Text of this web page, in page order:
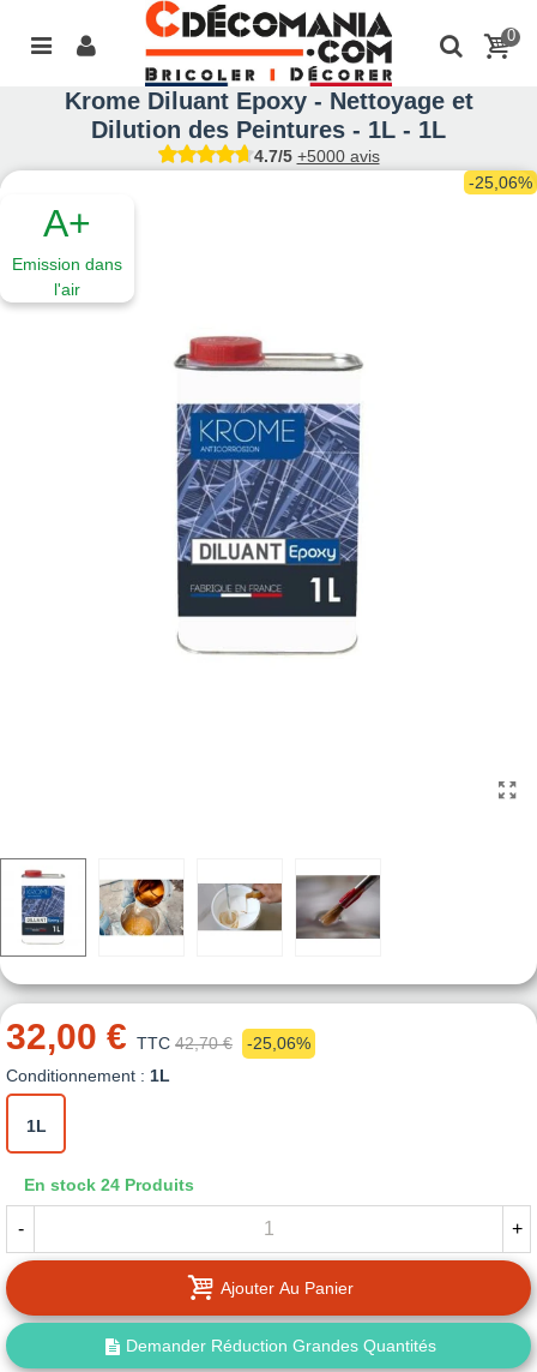
0
Krome Diluant Epoxy - Nettoyage et
Dilution des Peintures - 1L - 1L
4.7/5 +5000 avis
A+
Emission dans
l'air
-25,06%
32,00 € TTC 42,70 €
-25,06%
Conditionnement : 1L
1L
En stock 24 Produits
- +
Ajouter Au Panier
Demander Réduction Grandes Quantités